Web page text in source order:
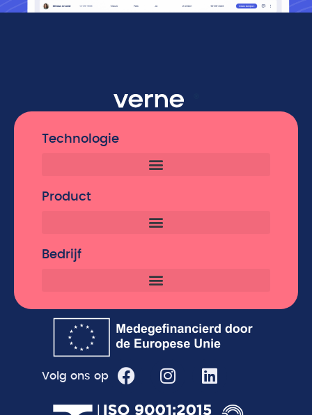
Technologie
Product
Bedrijf
Volg ons op